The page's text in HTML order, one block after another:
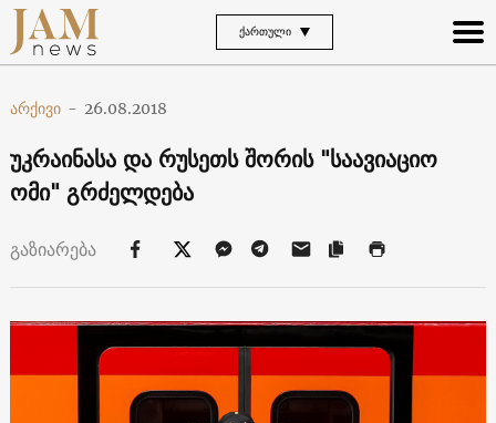
ᲥᲐᲠᲗᲣᲚᲘ
არქივი - 26.08.2018
უკრაინასა და რუსეთს შორის "საავიაციო
ომი" გრძელდება
გაზიარება